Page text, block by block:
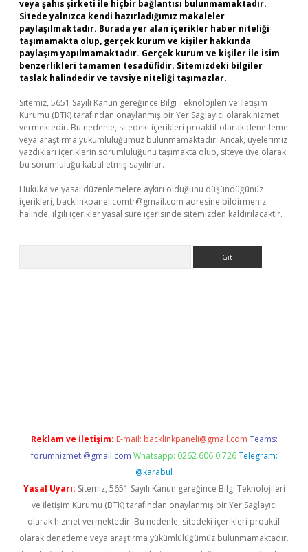
veya şahıs şirketi ile hiçbir bağlantısı bulunmamaktadır.
Sitede yalnızca kendi hazırladığımız makaleler
paylaşılmaktadır. Burada yer alan içerikler haber niteliği
taşımamakta olup, gerçek kurum ve kişiler hakkında
paylaşım yapılmamaktadır. Gerçek kurum ve kişiler ile isim
benzerlikleri tamamen tesadüfidir. Sitemizdeki bilgiler
taslak halindedir ve tavsiye niteliği taşımazlar.
Sitemiz, 5651 Sayılı Kanun gereğince Bilgi Teknolojileri ve İletişim
Kurumu (BTK) tarafından onaylanmış bir Yer Sağlayıcı olarak hizmet
vermektedir. Bu nedenle, sitedeki içerikleri proaktif olarak denetleme
veya araştırma yükümlülüğümüz bulunmamaktadır. Ancak, üyelerimiz
yazdıkları içeriklerin sorumluluğunu taşımakta olup, siteye üye olarak
bu sorumluluğu kabul etmiş sayılırlar.
Hukuka ve yasal düzenlemelere aykırı olduğunu düşündüğünüz
içerikleri, backlinkpanelicomtr@gmail.com adresine bildirmeniz
halinde, ilgili içerikler yasal süre içerisinde sitemizden kaldırılacaktır.
Reklam ve İletişim: E-mail: backlinkpaneli@gmail.com Teams:
forumhizmeti@gmail.com Whatsapp: 0262 606 0 726 Telegram:
@karabul
Yasal Uyarı: Sitemiz, 5651 Sayılı Kanun gereğince Bilgi Teknolojileri
ve İletişim Kurumu (BTK) tarafından onaylanmış bir Yer Sağlayıcı
olarak hizmet vermektedir. Bu nedenle, sitedeki içerikleri proaktif
olarak denetleme veya araştırma yükümlülüğümüz bulunmamaktadır.